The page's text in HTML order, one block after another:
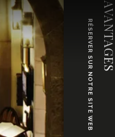
RÉSERVER SUR NOTRE SITE WEB